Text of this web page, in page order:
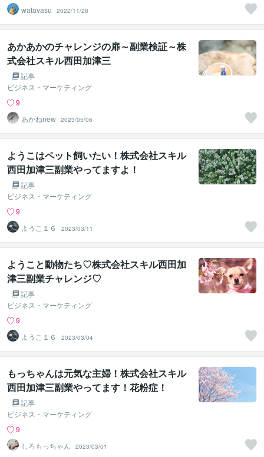
watayasu
2022/11/28
あかあかのチャレンジの扉～副業検証～株
式会社スキル西田加津三
記事
ビジネス・マーケティング
9
あかねnew 2023/05/06
ようこはペット飼いたい！株式会社スキル
西田加津三副業やってますよ！
記事
ビジネス・マーケティング
9
ようこ１６
2023/03/11
ようこと動物たち♡株式会社スキル西田加
津三副業チャレンジ♡
記事
ビジネス・マーケティング
9
ようこ１６
2023/03/04
もっちゃんは元気な主婦！株式会社スキル
西田加津三副業やってます！花粉症！
記事
ビジネス・マーケティング
9
しろもっちゃん
2023/03/01